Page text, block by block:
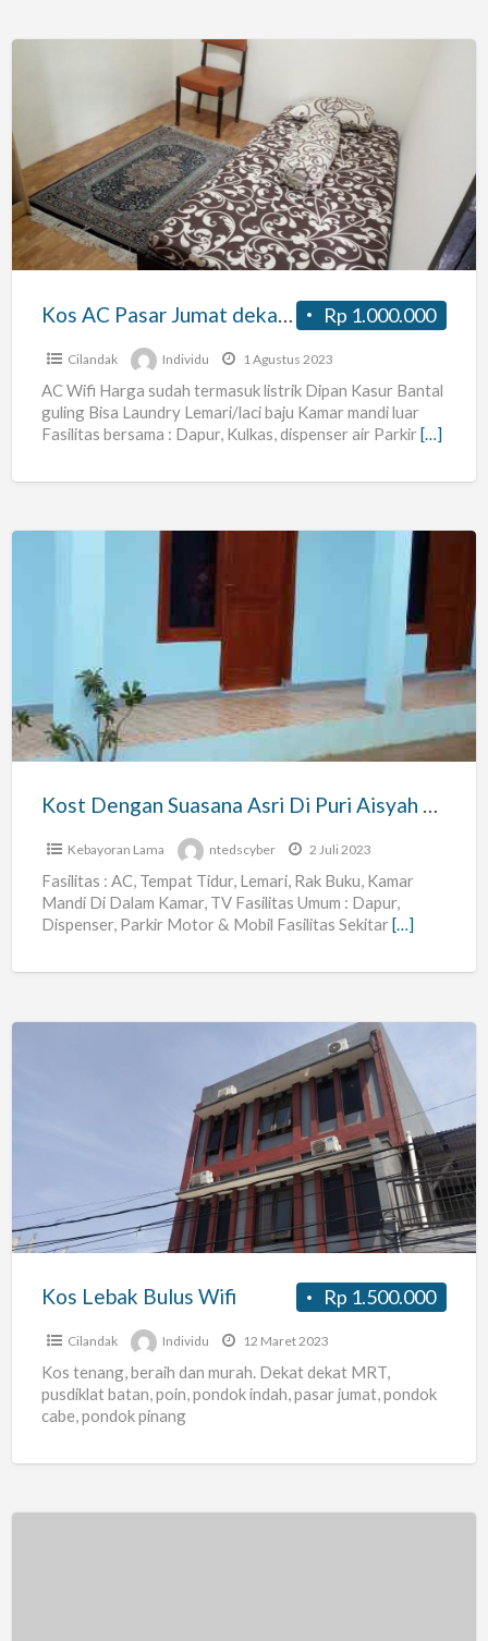
Pasar
Jumat
dekat
MRT
Lebak
tinggal
kamar
Rp 1.000.000
Cilandak Individu 1 Agustus 2023
AC Wifi Harga sudah termasuk listrik Dipan Kasur Bantal
guling Bisa Laundry Lemari/laci baju Kamar mandi luar
Fasilitas bersama : Dapur, Kulkas, dispenser air Parkir[…]
Di
Puri
Aisyah
/kamar
Kost Dengan Suasana Asri Di Puri Aisyah 3 X 4 M /kamar
Kebayoran Lama ntedscyber 2 Juli 2023
Fasilitas : AC, Tempat Tidur, Lemari, Rak Buku, Kamar
Mandi Di Dalam Kamar, TV Fasilitas Umum : Dapur,
Dispenser, Parkir Motor & Mobil Fasilitas Sekitar […]
Rp 1.500.000
Kos Lebak Bulus Wifi
Cilandak Individu 12 Maret 2023
Kos tenang, beraih dan murah. Dekat dekat MRT,
pusdiklat batan, poin, pondok indah, pasar jumat, pondok
cabe, pondok pinang